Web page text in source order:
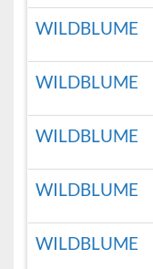
WILDBLUME
WILDBLUME
WILDBLUME
WILDBLUME
WILDBLUME